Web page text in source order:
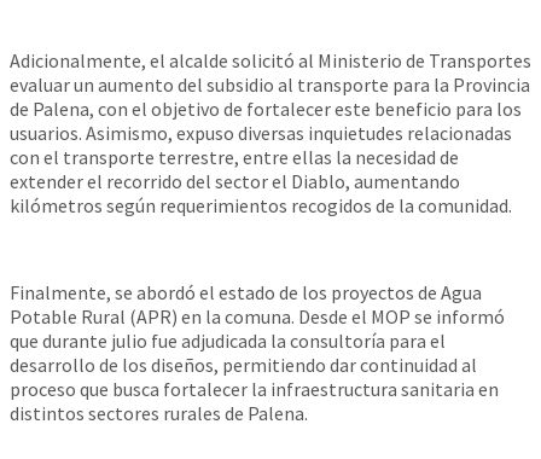
Adicionalmente, el alcalde solicitó al Ministerio de Transportes
evaluar un aumento del subsidio al transporte para la Provincia
de Palena, con el objetivo de fortalecer este beneficio para los
usuarios. Asimismo, expuso diversas inquietudes relacionadas
con el transporte terrestre, entre ellas la necesidad de
extender el recorrido del sector el Diablo, aumentando
kilómetros según requerimientos recogidos de la comunidad.
Finalmente, se abordó el estado de los proyectos de Agua
Potable Rural (APR) en la comuna. Desde el MOP se informó
que durante julio fue adjudicada la consultoría para el
desarrollo de los diseños, permitiendo dar continuidad al
proceso que busca fortalecer la infraestructura sanitaria en
distintos sectores rurales de Palena.